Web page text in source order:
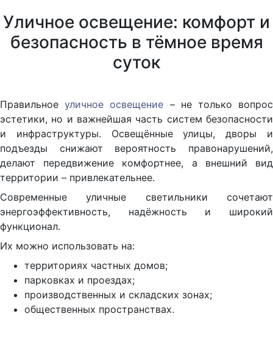
Уличное освещение: комфорт и
безопасность в тёмное время
суток
Правильноеуличное освещение – не только вопрос
эстетики, но и важнейшая часть систем безопасности
и инфраструктуры. Освещённые улицы, дворы и
подъезды снижают вероятность правонарушений,
делают передвижение комфортнее, а внешний вид
территории – привлекательнее.
Современные уличные светильники сочетают
энергоэффективность, надёжность и широкий
функционал.
Их можно использовать на:
территориях частных домов;
парковках и проездах;
производственных и складских зонах;
общественных пространствах.